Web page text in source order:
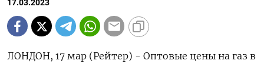
17.03.2023
ЛОНДОН, 17 мар (Рейтер) - Оптовые цены на газ в